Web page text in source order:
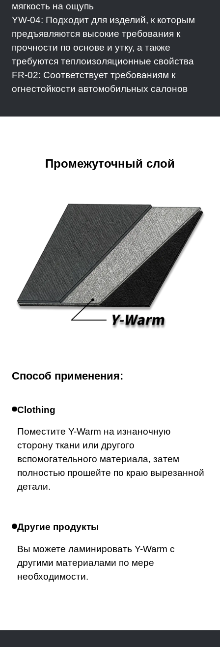
мягкость на ощупь
YW-04: Подходит для изделий, к которым
предъявляются высокие требования к
прочности по основе и утку, а также
требуются теплоизоляционные свойства
FR-02: Соответствует требованиям к
огнестойкости автомобильных салонов
Промежуточный слой
Способ применения:
Clothing
Поместите Y-Warm на изнаночную
сторону ткани или другого
вспомогательного материала, затем
полностью прошейте по краю вырезанной
детали.
Другие продукты
Вы можете ламинировать Y-Warm с
другими материалами по мере
необходимости.